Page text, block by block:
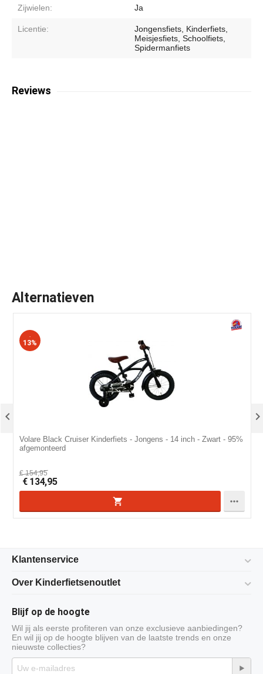
Zijwielen: Ja
Licentie:
Jongensfiets, Kinderfiets,
Meisjesfiets, Schoolfiets,
Spidermanfiets
Reviews
Alternatieven
-
13%
Volare Black Cruiser Kinderfiets - Jongens - 14 inch - Zwart - 95%
afgemonteerd
€154,95
€ 134,95


Klantenservice
Over Kinderfietsenoutlet
Blijf op de hoogte
Wil jij als eerste profiteren van onze exclusieve aanbiedingen?
En wil jij op de hoogte blijven van de laatste trends en onze
nieuwste collecties?